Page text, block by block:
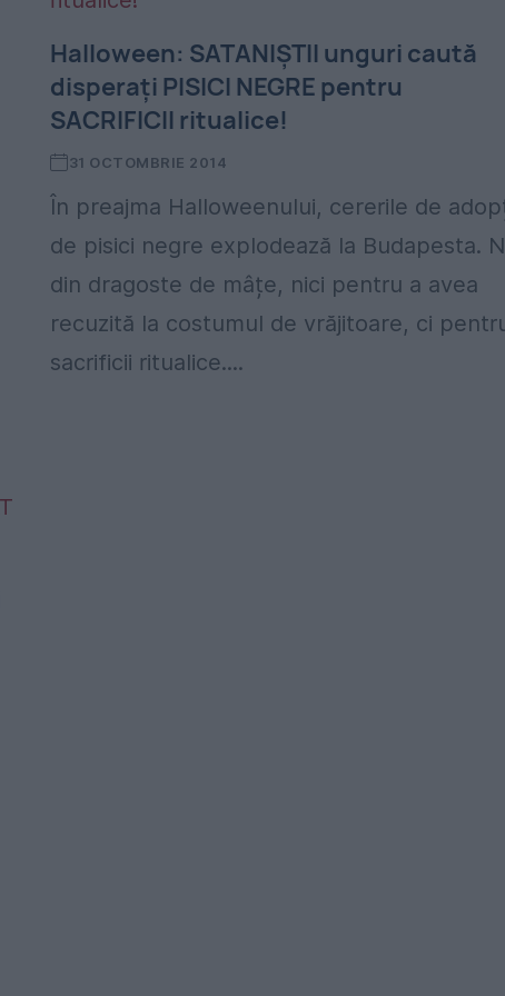
Halloween: SATANIȘTII unguri caută
disperați PISICI NEGRE pentru
SACRIFICII ritualice!
31 OCTOMBRIE 2014
În preajma Halloweenului, cererile de
de pisici negre explodează la Budapesta.
din dragoste de mâțe, nici pentru a avea
recuzită la costumul de vrăjitoare, ci
sacrificii ritualice....